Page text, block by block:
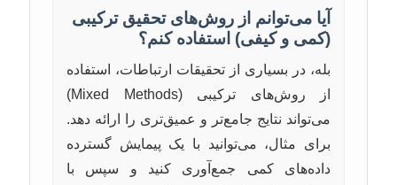
آیا می‌توانم از روش‌های تحقیق ترکیبی
(کمی و کیفی) استفاده کنم؟
بله، در بسیاری از تحقیقات ارتباطات، استفاده
از روش‌های ترکیبی (Mixed Methods)
می‌تواند نتایج جامع‌تر و عمیق‌تری را ارائه دهد.
برای مثال، می‌توانید با یک پیمایش گسترده
داده‌های کمی جمع‌آوری کنید و سپس با